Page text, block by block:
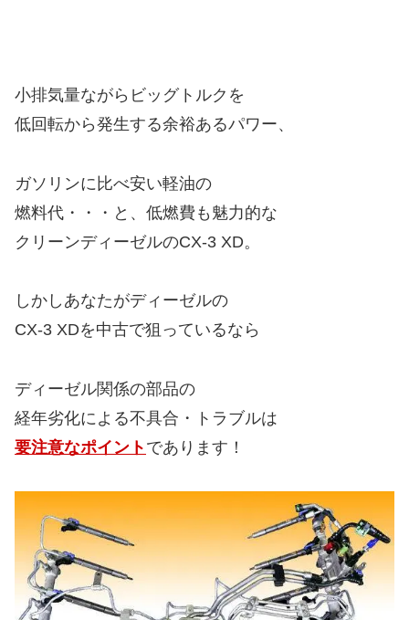
小排気量ながらビッグトルクを
低回転から発生する余裕あるパワー、
ガソリンに比べ安い軽油の
燃料代・・・と、低燃費も魅力的な
クリーンディーゼルのCX-3 XD。
しかしあなたがディーゼルの
CX-3 XDを中古で狙っているなら
ディーゼル関係の部品の
経年劣化による不具合・トラブルは
要注意なポイント であります！